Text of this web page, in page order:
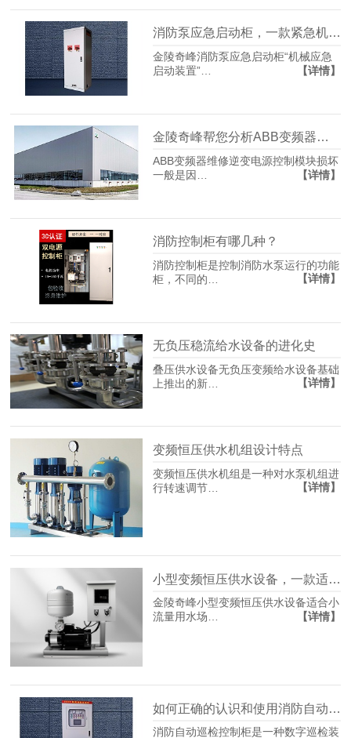
消防泵应急启动柜，一款紧急机械应急启动装置
金陵奇峰消防泵应急启动柜“机械应急
启动装置”…
【详情】
金陵奇峰帮您分析ABB变频器常见维修故障
ABB变频器维修逆变电源控制模块损坏
一般是因…
【详情】
消防控制柜有哪几种？
消防控制柜是控制消防水泵运行的功能
柜，不同的…
【详情】
无负压稳流给水设备的进化史
叠压供水设备无负压变频给水设备基础
上推出的新…
【详情】
变频恒压供水机组设计特点
变频恒压供水机组是一种对水泵机组进
行转速调节…
【详情】
小型变频恒压供水设备，一款适合您家用的供水设备
金陵奇峰小型变频恒压供水设备适合小
流量用水场…
【详情】
消防自动巡检控制柜是一种数字巡检装